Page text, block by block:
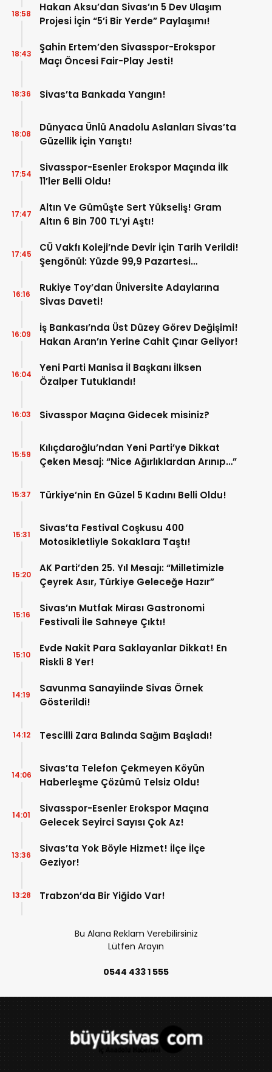
Hakan Aksu’dan Sivas’ın 5 Dev Ulaşım
Projesi İçin “5’i Bir Yerde” Paylaşımı!
18:58
Şahin Ertem’den Sivasspor-Erokspor
Maçı Öncesi Fair-Play Jesti!
18:43
Sivas’ta Bankada Yangın!
18:36
Dünyaca Ünlü Anadolu Aslanları Sivas’ta
Güzellik İçin Yarıştı!
18:08
Sivasspor-Esenler Erokspor Maçında İlk
11’ler Belli Oldu!
17:54
Altın Ve Gümüşte Sert Yükseliş! Gram
Altın 6 Bin 700 TL’yi Aştı!
17:47
CÜ Vakfı Koleji’nde Devir İçin Tarih Verildi!
Şengönül: Yüzde 99,9 Pazartesi
17:45
Rukiye Toy’dan Üniversite Adaylarına
Sivas Daveti!
16:16
İş Bankası’nda Üst Düzey Görev Değişimi!
Hakan Aran’ın Yerine Cahit Çınar Geliyor!
16:09
Yeni Parti Manisa İl Başkanı İlksen
Özalper Tutuklandı!
16:04
Sivasspor Maçına Gidecek misiniz?
16:03
Kılıçdaroğlu’ndan Yeni Parti’ye Dikkat
Çeken Mesaj: “Nice Ağırlıklardan Arınıp…”
15:59
Türkiye’nin En Güzel 5 Kadını Belli Oldu!
15:37
Sivas’ta Festival Coşkusu 400
Motosikletliyle Sokaklara Taştı!
15:31
AK Parti’den 25. Yıl Mesajı: “Milletimizle
Çeyrek Asır, Türkiye Geleceğe Hazır”
15:20
Sivas’ın Mutfak Mirası Gastronomi
Festivali İle Sahneye Çıktı!
15:16
Evde Nakit Para Saklayanlar Dikkat! En
Riskli 8 Yer!
15:10
Savunma Sanayiinde Sivas Örnek
Gösterildi!
14:19
Tescilli Zara Balında Sağım Başladı!
14:12
Sivas’ta Telefon Çekmeyen Köyün
Haberleşme Çözümü Telsiz Oldu!
14:06
Sivasspor-Esenler Erokspor Maçına
Gelecek Seyirci Sayısı Çok Az!
14:01
Sivas’ta Yok Böyle Hizmet! İlçe İlçe
Geziyor!
13:36
Trabzon’da Bir Yiğido Var!
13:28
Bu Alana Reklam Verebilirsiniz
Lütfen Arayın
0544 433 1 555